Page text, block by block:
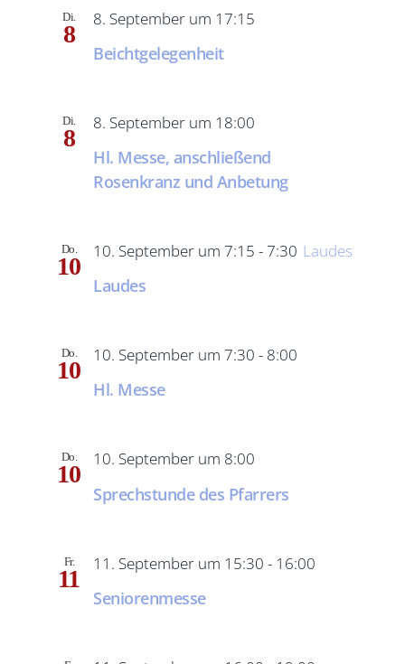
Di.
8
Beichtgelegenheit
8. September um 17:15
Di.
8
Hl. Messe, anschließend
Rosenkranz und Anbetung
8. September um 18:00
Do.
10
Laudes
10. September um 7:15 - 7:30 Laudes
Do.
10
Hl. Messe
10. September um 7:30 - 8:00
Do.
10
Sprechstunde des Pfarrers
10. September um 8:00
Fr.
11
Seniorenmesse
11. September um 15:30 - 16:00